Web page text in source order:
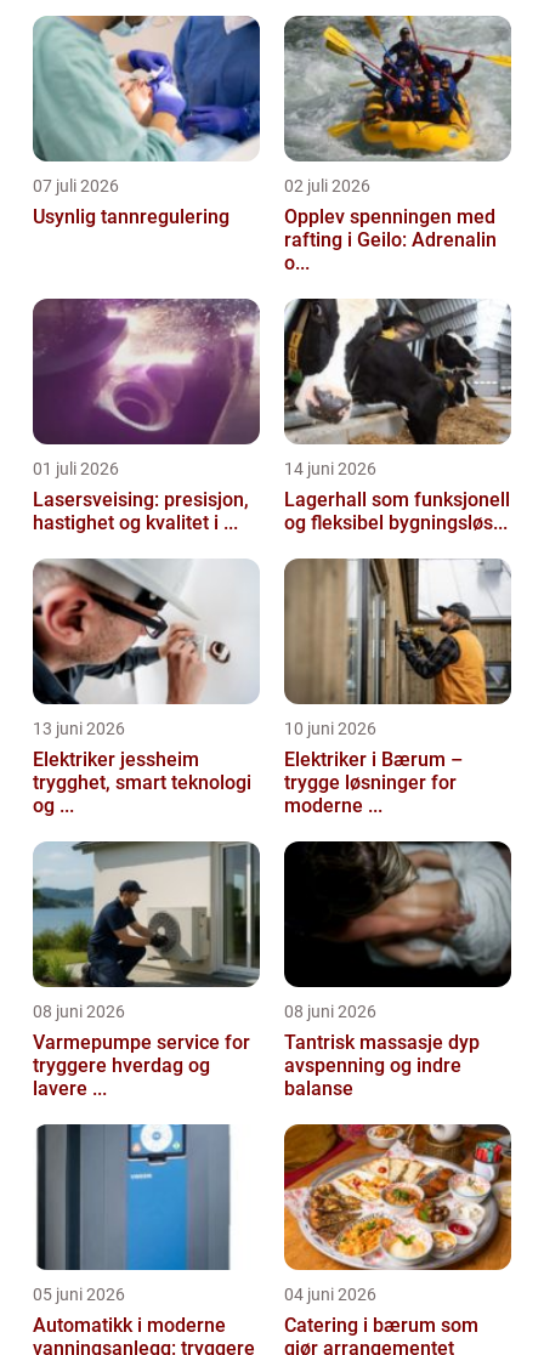
07 juli 2026
Usynlig tannregulering
02 juli 2026
Opplev spenningen med
rafting i Geilo: Adrenalin
o...
01 juli 2026
Lasersveising: presisjon,
hastighet og kvalitet i ...
14 juni 2026
Lagerhall som funksjonell
og fleksibel bygningsløs...
13 juni 2026
Elektriker jessheim
trygghet, smart teknologi
og ...
10 juni 2026
Elektriker i Bærum –
trygge løsninger for
moderne ...
08 juni 2026
Varmepumpe service for
tryggere hverdag og
lavere ...
08 juni 2026
Tantrisk massasje dyp
avspenning og indre
balanse
05 juni 2026
Automatikk i moderne
vanningsanlegg: tryggere
04 juni 2026
Catering i bærum som
gjør arrangementet